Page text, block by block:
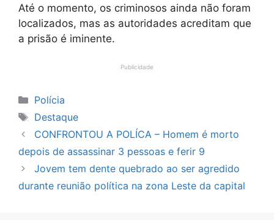
Até o momento, os criminosos ainda não foram
localizados, mas as autoridades acreditam que
a prisão é iminente.
Publicidade
Categorias
Polícia
Tags
Destaque
CONFRONTOU A POLÍCA – Homem é morto
depois de assassinar 3 pessoas e ferir 9
Jovem tem dente quebrado ao ser agredido
durante reunião política na zona Leste da capital